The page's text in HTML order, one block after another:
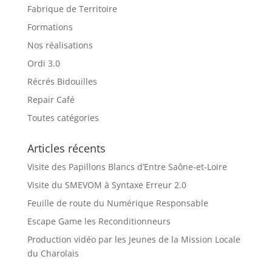
Fabrique de Territoire
Formations
Nos réalisations
Ordi 3.0
Récrés Bidouilles
Repair Café
Toutes catégories
Articles récents
Visite des Papillons Blancs d’Entre Saône-et-Loire
Visite du SMEVOM à Syntaxe Erreur 2.0
Feuille de route du Numérique Responsable
Escape Game les Reconditionneurs
Production vidéo par les Jeunes de la Mission Locale
du Charolais